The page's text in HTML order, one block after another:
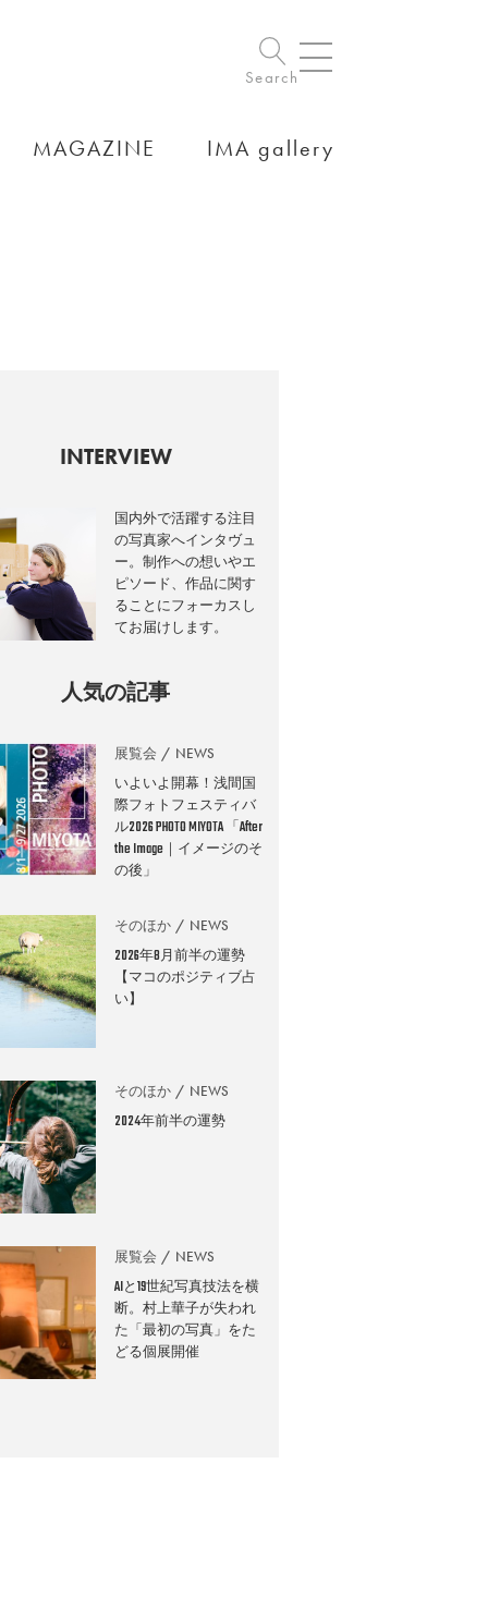
Search
MAGAZINE IMA gallery
INTERVIEW
国内外で活躍する注目
の写真家へインタヴュ
ー。制作への想いやエ
ピソード、作品に関す
ることにフォーカスし
てお届けします。
人気の記事
展覧会 NEWS
いよいよ開幕！浅間国
際フォトフェスティバ
ル2026 PHOTO MIYOTA 「After
the Image｜イメージのそ
の後」
そのほか NEWS
2026年8月前半の運勢
【マコのポジティブ占
い】
そのほか NEWS
2024年前半の運勢
展覧会 NEWS
AIと19世紀写真技法を横
断。村上華子が失われ
た「最初の写真」をた
どる個展開催